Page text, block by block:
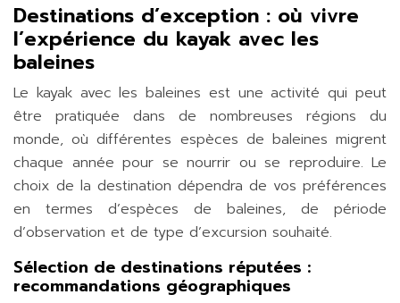
Destinations d’exception : où vivre
l’expérience du kayak avec les
baleines
Le kayak avec les baleines est une activité qui peut
être pratiquée dans de nombreuses régions du
monde, où différentes espèces de baleines migrent
chaque année pour se nourrir ou se reproduire. Le
choix de la destination dépendra de vos préférences
en termes d’espèces de baleines, de période
d’observation et de type d’excursion souhaité.
Sélection de destinations réputées :
recommandations géographiques